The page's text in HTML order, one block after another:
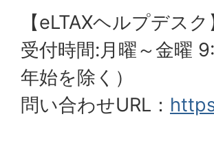
【eLTAXヘルプデスク
受付時間:月曜～金曜
年始を除く）
問い合わせURL：